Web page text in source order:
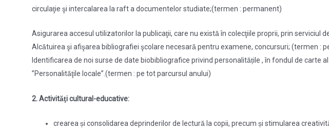
circulaţie şi intercalarea la raft a documentelor studiate;(termen : permanent)
Asigurarea accesul utilizatorilor la publicaţii, care nu există în colecţiile proprii, prin
Alcătuirea şi afişarea bibliografiei şcolare necesară pentru examene, concursuri; (termen :
Identificarea de noi surse de date biobibliografice privind personalitățile , în fondul de
”Personalităţile locale”.(termen : pe tot parcursul anului)
2. Activităţi cultural-educative:
crearea și consolidarea deprinderilor de lectură la copii, precum și stimularea